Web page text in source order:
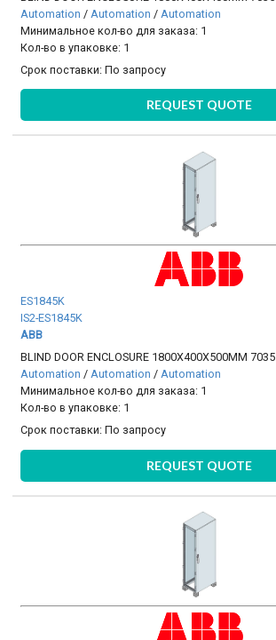
Automation / Automation / Automation
Минимальное кол-во для заказа: 1
Кол-во в упаковке: 1
Срок поставки:По запросу
REQUEST QUOTE
ES1845K
IS2-ES1845K
ABB
BLIND DOOR ENCLOSURE 1800X400X500MM 7035
Automation /Automation /Automation
Минимальное кол-во для заказа: 1
Кол-во в упаковке: 1
Срок поставки:По запросу
REQUEST QUOTE